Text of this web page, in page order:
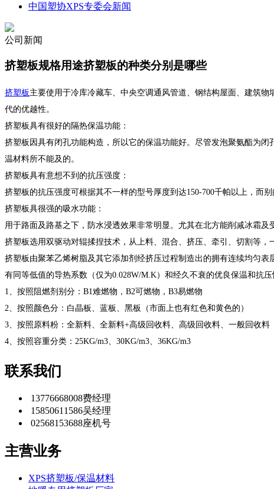
中国塑协XPS专委会新闻
公司新闻
挤塑板规格用途挤塑板的种类分别是哪些
挤塑板 主要使用于冷库冷藏车、中央空调通风管道、钢结构屋面、建筑
代的优越性。
挤塑板具有很好的隔热保温功能：
挤塑板因具有闭孔功能构造，所以它的保温功能好。尽管发泡聚氨酯为
温材料所不能及的。
挤塑板具有意想不到的抗压强度：
挤塑板的抗压强度可根据其不一样的型号厚度到达150-700千帕以上，而别
挤塑板具很强的吸水功能：
用于路面及路基之下，防水浸透效果非常明显。尤其在北方能削减冰霜
挤塑板选用双驱动对辊揉捏技术，从上料、混合、挤压、牵引、切割等，
挤塑板由聚苯乙烯树脂及其它添加剂经挤压过程制造出的拥有连续均匀表
有同等低值的导热系数（仅为0.028W/M.K）和经久不衰的优良保温和抗压
1、按照阻燃剂别分：B1难燃物，B2可燃物，B3易燃物
2、按照颜色分：白晶板、蓝板、黑板（市面上也有红色和黄色的）
3、按照原料粉：全新料、全新料+高级回收料、高级回收料、一般回收料
4、按照容重分类：25KG/m3、30KG/m3、36KG/m3
联系我们
13776668008费经理
15850611586吴经理
02568153688座机号
主营业务
XPS挤塑板/保温材料